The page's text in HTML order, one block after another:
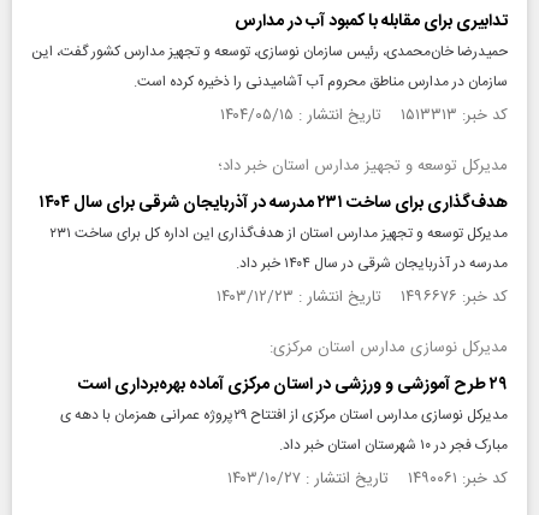
تدابیری برای مقابله با کمبود آب در مدارس
حمیدرضا خان‌محمدی، رئیس سازمان نوسازی، توسعه و تجهیز مدارس کشور گفت، این
سازمان در مدارس مناطق محروم آب آشامیدنی را ذخیره کرده است.
کد خبر: ۱۵۱۳۳۱۳ تاریخ انتشار : ۱۴۰۴/۰۵/۱۵
مدیرکل توسعه و تجهیز مدارس استان خبر داد؛
هدف‌گذاری برای ساخت ۲۳۱ مدرسه در آذربایجان شرقی برای سال ۱۴۰۴
مدیرکل توسعه و تجهیز مدارس استان از هدف‌گذاری این اداره کل برای ساخت ۲۳۱
مدرسه در آذربایجان شرقی در سال ۱۴۰۴ خبر داد.
کد خبر: ۱۴۹۶۶۷۶ تاریخ انتشار : ۱۴۰۳/۱۲/۲۳
مدیرکل نوسازی مدارس استان مرکزی:
۲۹ طرح آموزشی و ورزشی در استان مرکزی آماده بهره‌برداری است
مدیرکل نوسازی مدارس استان مرکزی از افتتاح ۲۹پروژه عمرانی همزمان با دهه ی
مبارک فجر در ۱۰ شهرستان استان خبر داد.
کد خبر: ۱۴۹۰۰۶۱ تاریخ انتشار : ۱۴۰۳/۱۰/۲۷